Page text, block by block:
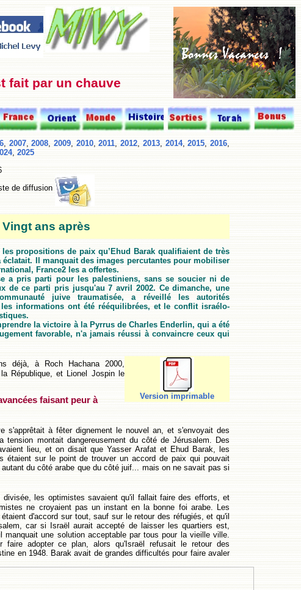
fait par un chauve
, 2007,2008,2009, 2010,2011,2012, 2013, 2014,2015,2016,
, 2025
de diffusion
Vingt ans après
les propositions de paix qu’Ehud Barak qualifiaient de très
éclatait. Il manquait des images percutantes pour mobiliser
France2 les a offertes.
a pris parti pour les palestiniens, sans se soucier ni de
de ce parti pris jusqu'au 7 avril 2002. Ce dimanche, une
juive traumatisée, a réveillé les autorités
informations ont été rééquilibrées, et le conflit israélo-
la victoire à la Pyrrus de Charles Enderlin, qui a été
favorable, n'a jamais réussi à convaincre ceux qui
Version imprimable
déjà, à Roch Hachana 2000,
République, et Lionel Jospin le
faisant peur à
s'apprêtait à fêter dignement le nouvel an, et s'envoyait des
tension montait dangereusement du côté de Jérusalem. Des
lieu, et on disait que Yasser Arafat et Ehud Barak, les
étaient sur le point de trouver un accord de paix qui pouvait
du côté arabe que du côté juif... mais on ne savait pas si
divisée, les optimistes savaient qu'il fallait faire des efforts, et
ne croyaient pas un instant en la bonne foi arabe. Les
d'accord sur tout, sauf sur le retour des réfugiés, et qu'il
car si Israël aurait accepté de laisser les quartiers est,
une solution acceptable par tous pour la vieille ville.
faire adopter ce plan, alors qu'Israël refusait le retour des
en 1948. Barak avait de grandes difficultés pour faire avaler